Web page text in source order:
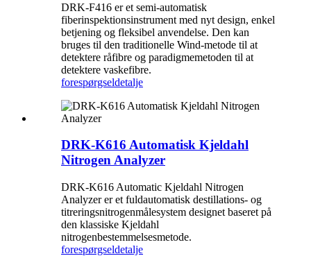
DRK-F416 er et semi-automatisk
fiberinspektionsinstrument med nyt design, enkel
betjening og fleksibel anvendelse. Den kan
bruges til den traditionelle Wind-metode til at
detektere råfibre og paradigmemetoden til at
detektere vaskefibre.
forespørgseldetalje
DRK-K616 Automatisk Kjeldahl
Nitrogen Analyzer
DRK-K616 Automatic Kjeldahl Nitrogen
Analyzer er et fuldautomatisk destillations- og
titreringsnitrogenmålesystem designet baseret på
den klassiske Kjeldahl
nitrogenbestemmelsesmetode.
forespørgseldetalje